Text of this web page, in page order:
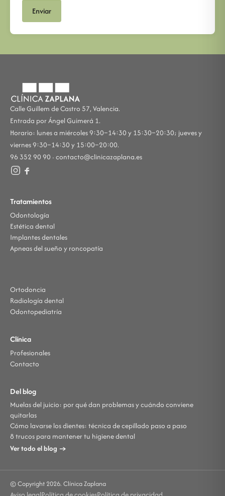
Enviar
Calle Guillem de Castro 57, Valencia.
Entrada por Ángel Guimerá 1.
Horario: lunes a miércoles 9:30–14:30 y 15:30–20:30; jueves y
viernes 9:30–14:30 y 15:00–20:00.
96 352 90 90 · contacto@clinicazaplana.es
Tratamientos
Odontología
Estética dental
Implantes dentales
Apneas del sueño y roncopatía
Ortodoncia
Radiología dental
Odontopediatría
Clínica
Profesionales
Contacto
Del blog
Muelas del juicio: por qué dan problemas y cuándo conviene
quitarlas
Cómo lavarse los dientes: técnica de cepillado paso a paso
8 trucos para mantener tu higiene dental
Ver todo el blog →
© Copyright 2026. Clínica Zaplana